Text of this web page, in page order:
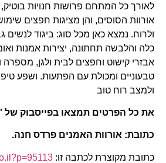
לאורך כל המתחם פרושות חנויות בוטיק,
אורוות הסוסים, והן מציגות חפצים
ולרוח. נמצא כאן מכל סוג: ביגוד לנשים
כלה והלבשה תחתונה, יצירות אמנות
אבזרי קישוט וחפצים לבית ולגן, מספרה
טבעוניים ומכולת עם הפתעות. ושפע
ולמצב רוח טוב
את כל הפרטים תמצאו בפייסבוק של
כתובת: אורוות האמנים פרדס חנה.
כתובת מקוצרת לכתבה זו: